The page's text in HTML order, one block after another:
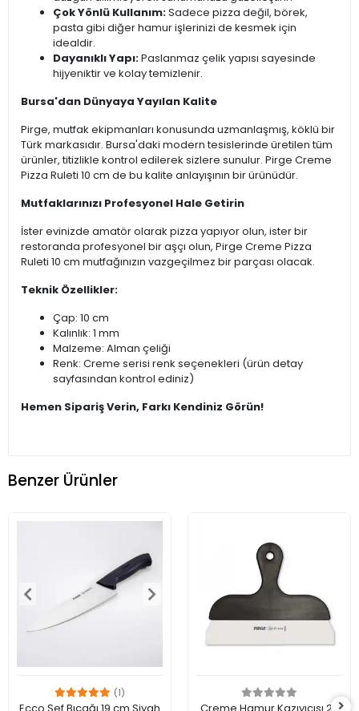
Çok Yönlü Kullanım:Sadece pizza değil, börek,
pasta gibi diğer hamur işlerinizi de kesmek için
idealdir.
Dayanıklı Yapı:Paslanmaz çelik yapısı sayesinde
hijyeniktir ve kolay temizlenir.
Bursa'dan Dünyaya Yayılan Kalite
Pirge, mutfak ekipmanları konusunda uzmanlaşmış, köklü bir
Türk markasıdır. Bursa'daki modern tesislerinde üretilen tüm
ürünler, titizlikle kontrol edilerek sizlere sunulur. Pirge Creme
Pizza Ruleti 10 cm de bu kalite anlayışının bir ürünüdür.
Mutfaklarınızı Profesyonel Hale Getirin
İster evinizde amatör olarak pizza yapıyor olun, ister bir
restoranda profesyonel bir aşçı olun, Pirge Creme Pizza
Ruleti 10 cm mutfağınızın vazgeçilmez bir parçası olacak.
Teknik Özellikler:
Çap: 10 cm
Kalınlık: 1 mm
Malzeme: Alman çeliği
Renk: Creme serisi renk seçenekleri (ürün detay
sayfasından kontrol ediniz)
Hemen Sipariş Verin, Farkı Kendiniz Görün!
Benzer Ürünler
(1)